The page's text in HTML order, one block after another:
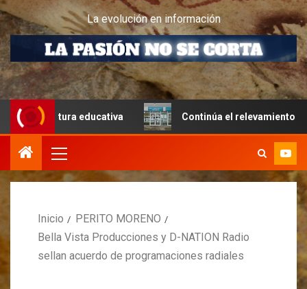
La evolución en información
educativa Continúa el relevamiento técnico en
Inicio
PERITO MORENO
Bella Vista Producciones y D-NATION Radio
sellan acuerdo de programaciones radiales